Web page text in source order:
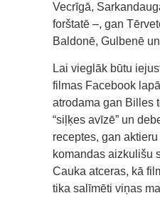
Vecrīgā,
forštatē –, gan
Baldonē, Gulbenē
Lai vieglāk būtu
filmas Facebook
atrodama gan Billes
“siļķes avīzē” un
receptes, gan
komandas aizkulišu
Cauka atceras, kā
tika salīmēti viņas